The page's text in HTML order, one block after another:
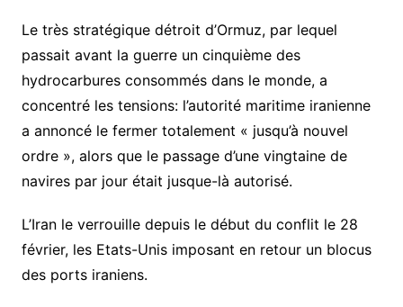
Le très stratégique détroit d’Ormuz, par lequel
passait avant la guerre un cinquième des
hydrocarbures consommés dans le monde, a
concentré les tensions: l’autorité maritime iranienne
a annoncé le fermer totalement « jusqu’à nouvel
ordre », alors que le passage d’une vingtaine de
navires par jour était jusque-là autorisé.
L’Iran le verrouille depuis le début du conflit le 28
février, les Etats-Unis imposant en retour un blocus
des ports iraniens.